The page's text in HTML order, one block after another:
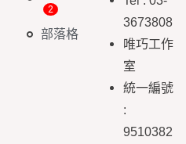
部落格
3673808
唯巧工作
室
統一編號
:
9510382